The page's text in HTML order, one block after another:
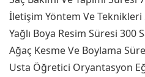
İletişim Yöntem Ve Teknikleri
Yağlı Boya Resim Süresi 300
Ağaç Kesme Ve Boylama
Usta Öğretici Oryantasyon